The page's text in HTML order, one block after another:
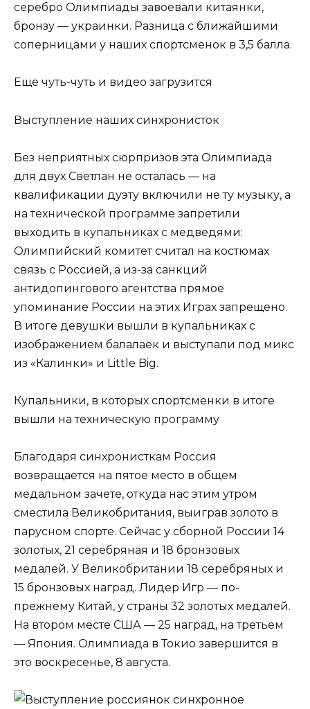
серебро Олимпиады завоевали китаянки,
бронзу — украинки. Разница с ближайшими
соперницами у наших спортсменок в 3,5 балла.
Еще чуть-чуть и видео загрузится
Выступление наших синхронисток
Без неприятных сюрпризов эта Олимпиада
для двух Светлан не осталась — на
квалификации дуэту включили не ту музыку, а
на технической программе запретили
выходить в купальниках с медведями:
Олимпийский комитет считал на костюмах
связь с Россией, а из-за санкций
антидопингового агентства прямое
упоминание России на этих Играх запрещено.
В итоге девушки вышли в купальниках с
изображением балалаек и выступали под микс
из «Калинки» и Little Big.
Купальники, в которых спортсменки в итоге
вышли на техническую программу
Благодаря синхронисткам Россия
возвращается на пятое место в общем
медальном зачете, откуда нас этим утром
сместила Великобритания, выиграв золото в
парусном спорте. Сейчас у сборной России 14
золотых, 21 серебряная и 18 бронзовых
медалей. У Великобритании 18 серебряных и
15 бронзовых наград. Лидер Игр — по-
прежнему Китай, у страны 32 золотых медалей.
На втором месте США — 25 наград, на третьем
— Япония. Олимпиада в Токио завершится в
это воскресенье, 8 августа.